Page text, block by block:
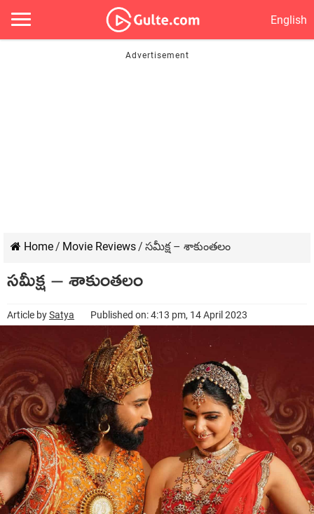
English
Home/ Movie Reviews/ సమీక్ష – శాకుంతలం
సమీక్ష – శాకుంతలం
Article bySatya Published on: 4:13 pm, 14 April 2023